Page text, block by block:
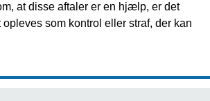
at disse aftaler er en hjælp, er det
som kontrol eller straf, der kan